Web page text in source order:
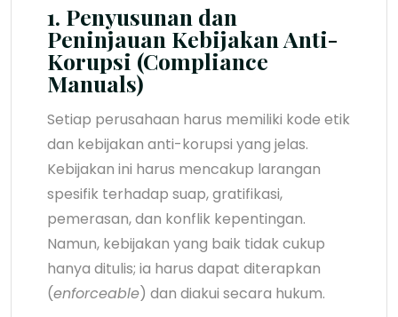
1. Penyusunan dan
Peninjauan Kebijakan Anti-
Korupsi (Compliance
Manuals)
Setiap perusahaan harus memiliki kode etik
dan kebijakan anti-korupsi yang jelas.
Kebijakan ini harus mencakup larangan
spesifik terhadap suap, gratifikasi,
pemerasan, dan konflik kepentingan.
Namun, kebijakan yang baik tidak cukup
hanya ditulis; ia harus dapat diterapkan
(enforceable) dan diakui secara hukum.